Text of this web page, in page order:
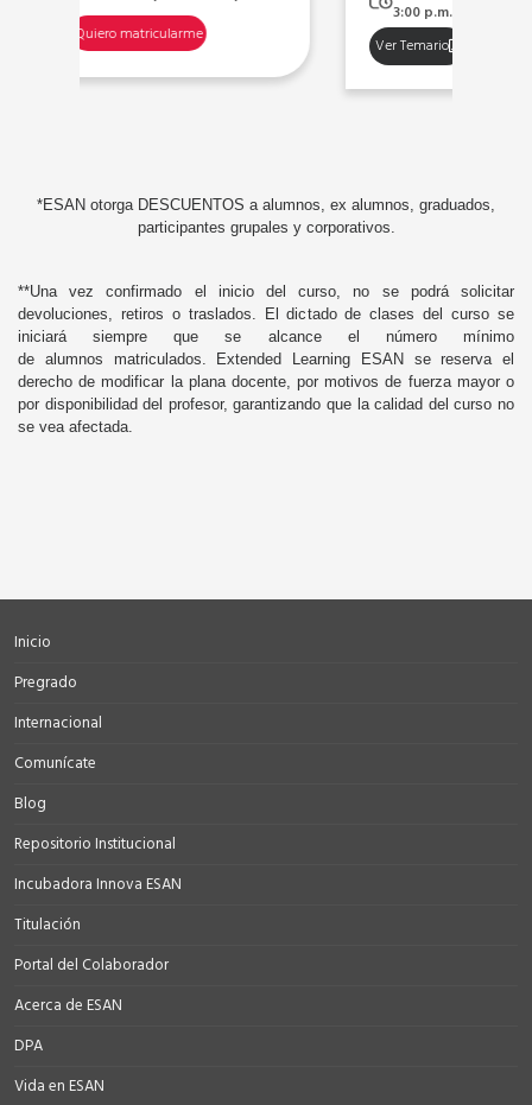
3:00 p.m. a 6:30 p.m.
Ver Temario
Quiero matricularme
*ESAN otorga DESCUENTOS a alumnos, ex alumnos, graduados,
participantes grupales y corporativos.
**Una vez confirmado el inicio del curso, no se podrá solicitar
devoluciones, retiros o traslados. El dictado de clases del curso se
iniciará siempre que se alcance el número mínimo
de alumnos matriculados. Extended Learning ESAN se reserva el
derecho de modificar la plana docente, por motivos de fuerza mayor o
por disponibilidad del profesor, garantizando que la calidad del curso no
se vea afectada.
Inicio
Pregrado
Internacional
Comunícate
Blog
Repositorio Institucional
Incubadora Innova ESAN
Titulación
Portal del Colaborador
Acerca de ESAN
DPA
Vida en ESAN